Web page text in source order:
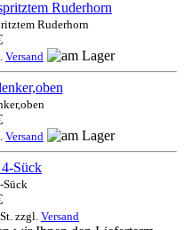
Ruderhorn
Versand
Versand
Sück
zzgl. Versand